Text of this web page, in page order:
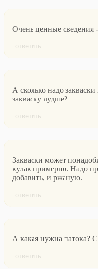
Очень ценные сведения -
ответить
А сколько надо
закваску лудше?
ответить
Закваски может
кулак примерно. Надо
добавить, и ржаную.
ответить
А какая нужна патока?
ответить